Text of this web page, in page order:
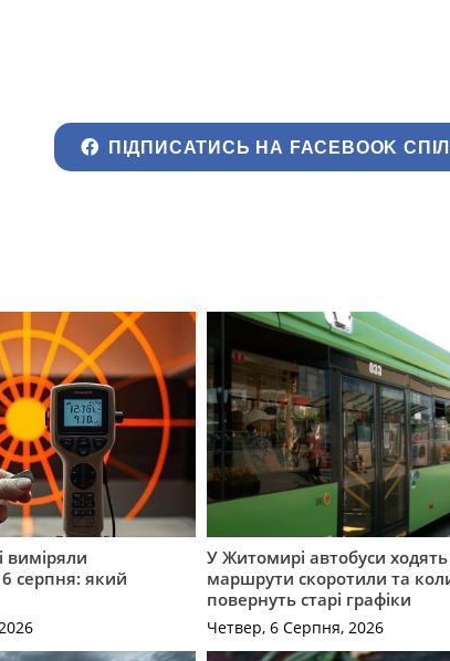
ПІДПИСАТИСЬ НА FACEBOOK
серпня: який
У Житомирі автобуси ходять
маршрути скоротили та
повернуть старі графіки
Четвер, 6 Серпня, 2026